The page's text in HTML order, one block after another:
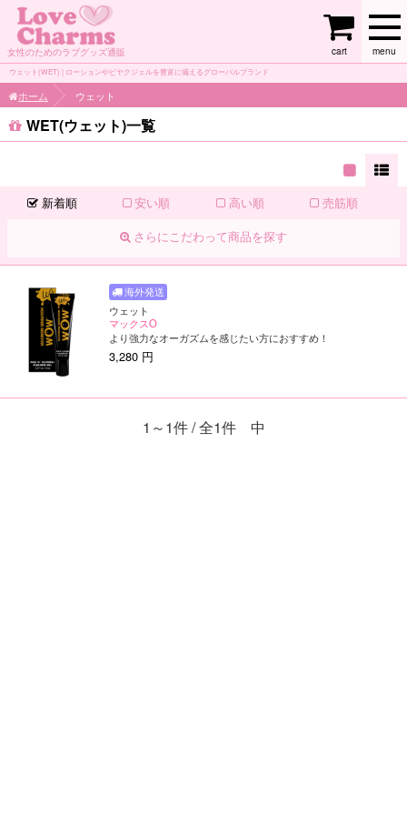
女性のためのラブグッズ通販 menu
cart
ウェット(WET) | ローションやビヤクジェルを豊富に備えるグローバルブランド
ホーム ウェット
WET(ウェット)一覧
新着順 安い順 高い順 売筋順
さらにこだわって商品を探す
ウェット
マックスO
より強力なオーガズムを感じたい方におすすめ！
3,280 円
1～1件 / 全1件 中